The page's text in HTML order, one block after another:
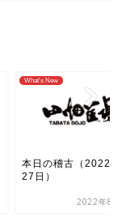
What's New
田畑師範ブログ第11
更新しました！
2020年3